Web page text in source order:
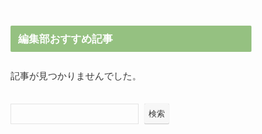
編集部おすすめ記事
記事が見つかりませんでした。
検索